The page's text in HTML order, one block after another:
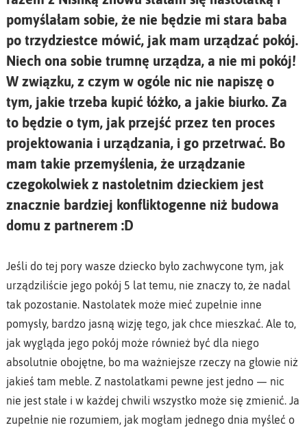
pomyślałam sobie, że nie będzie mi stara baba
po trzydziestce mówić, jak mam urządzać pokój.
Niech ona sobie trumnę urządza, a nie mi pokój!
W związku, z czym w ogóle nic nie napiszę o
tym, jakie trzeba kupić łóżko, a jakie biurko. Za
to będzie o tym, jak przejść przez ten proces
projektowania i urządzania, i go przetrwać. Bo
mam takie przemyślenia, że urządzanie
czegokolwiek z nastoletnim dzieckiem jest
znacznie bardziej konfliktogenne niż budowa
domu z partnerem :D
Jeśli do tej pory wasze dziecko było zachwycone tym, jak
urządziliście jego pokój 5 lat temu, nie znaczy to, że nadal
tak pozostanie. Nastolatek może mieć zupełnie inne
pomysły, bardzo jasną wizję tego, jak chce mieszkać. Ale to,
jak wygląda jego pokój może również być dla niego
absolutnie obojętne, bo ma ważniejsze rzeczy na głowie niż
jakieś tam meble. Z nastolatkami pewne jest jedno — nic
nie jest stałe i w każdej chwili wszystko może się zmienić. Ja
zupełnie nie rozumiem, jak mogłam jednego dnia myśleć o